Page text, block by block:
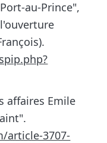
au-Prince",
affaires Emile
article-3707-